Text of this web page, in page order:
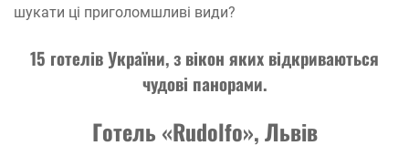
шукати ці приголомшливі види?
15 готелів України, з вікон яких відкриваються
чудові панорами.
Готель «Rudolfo», Львів